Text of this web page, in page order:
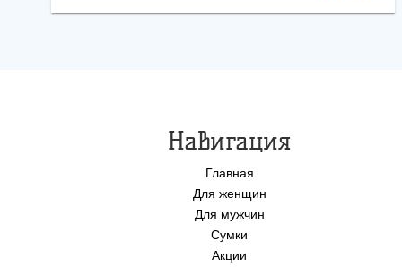
Навигация
Главная
Для женщин
Для мужчин
Сумки
Акции